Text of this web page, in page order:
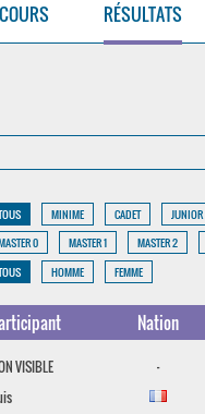
RÉSULTATS
MINIME CADET JUNIOR
0
MASTER 1 MASTER 2
HOMME FEMME
Nation
VISIBLE -